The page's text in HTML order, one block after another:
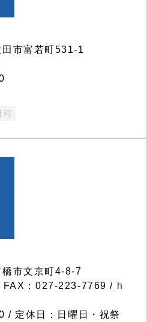
市富若町531-1
可
市文京町4-8-7
：027-223-7769 / h
/ 定休日：日曜日・祝祭